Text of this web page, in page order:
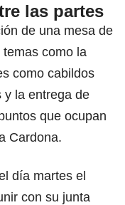
las partes
de una mesa de
como la
como cabildos
y la entrega de
que ocupan
Cardona.
día martes el
con su junta